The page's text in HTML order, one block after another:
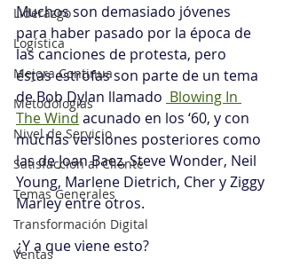
Liderazgo
Logística
Mejora Continua
Metodologías
Nivel de Servicio
Satisfacción al Cliente
Temas Generales
Transformación Digital
Ventas
Muchos son demasiado jóvenes
para haber pasado por la época de
las canciones de protesta, pero
éstas estrofas son parte de un tema
de Bob Dylan llamado Blowing In
The Wind acunado en los ‘60, y con
muchas versiones posteriores como
las de Joan Baez, Steve Wonder, Neil
Young, Marlene Dietrich, Cher y Ziggy
Marley entre otros.
¿Y a que viene esto?